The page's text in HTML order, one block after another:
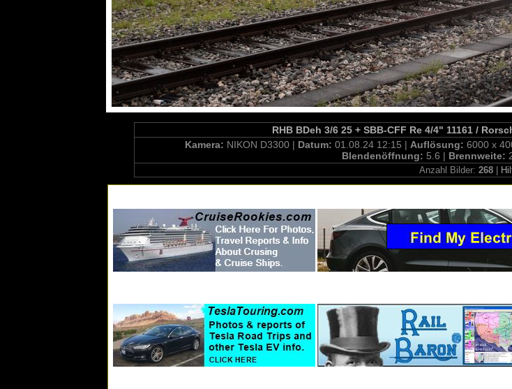
RHB BDeh 3/6 25 + SBB-CFF Re 4/4" 11161 /
Kamera: NIKON D3300 | Datum: 01.08.24 12:15 | Auflösung: 6000 x
Blendenöffnung: 5.6 | Brennweite:
Anzahl Bilder: 268|